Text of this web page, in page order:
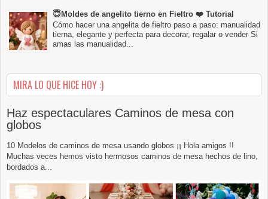
😇Moldes de angelito tierno en Fieltro ❤️ Tutorial
Cómo hacer una angelita de fieltro paso a paso: manualidad
tierna, elegante y perfecta para decorar, regalar o vender Si
amas las manualidad...
MIRA LO QUE HICE HOY :)
Haz espectaculares Caminos de mesa con
globos
10 Modelos de caminos de mesa usando globos ¡¡ Hola amigos !!
Muchas veces hemos visto hermosos caminos de mesa hechos de lino,
bordados a...